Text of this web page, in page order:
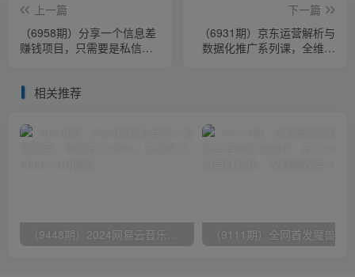
上一篇
（6958期）分享一个信息差
赚钱项目，只需要是私信就
下一篇
（6931期）京东运营解析与
数据化推广系列课，全维度
相关推荐